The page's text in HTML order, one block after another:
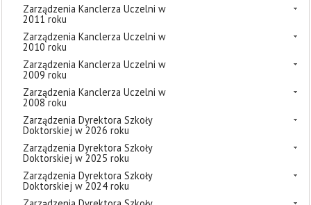
Zarządzenia Kanclerza Uczelni w
2011 roku
Zarządzenia Kanclerza Uczelni w
2010 roku
Zarządzenia Kanclerza Uczelni w
2009 roku
Zarządzenia Kanclerza Uczelni w
2008 roku
Zarządzenia Dyrektora Szkoły
Doktorskiej w 2026 roku
Zarządzenia Dyrektora Szkoły
Doktorskiej w 2025 roku
Zarządzenia Dyrektora Szkoły
Doktorskiej w 2024 roku